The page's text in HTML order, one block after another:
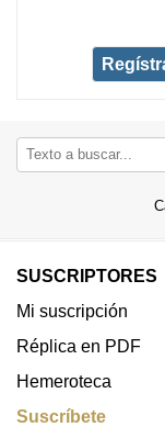
SUSCRIPTORES
Mi suscripción
Réplica en PDF
Hemeroteca
Suscríbete